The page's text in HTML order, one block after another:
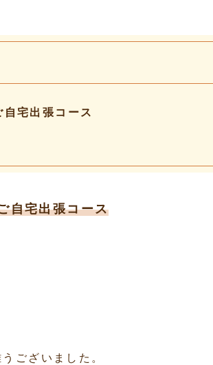
宅出張コース
自宅出張コース
ございました。